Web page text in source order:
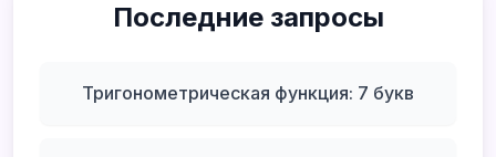
Последние запросы
Тригонометрическая функция: 7 букв